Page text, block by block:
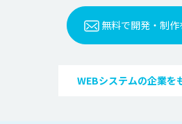
無料で開発・制作
WEBシステムの企業を